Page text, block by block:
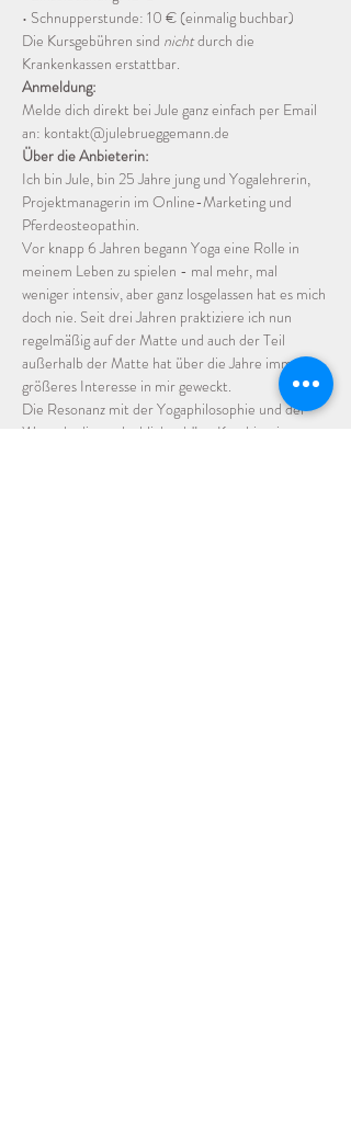
• Schnupperstunde: 10 € (einmalig buchbar)
Die Kursgebühren sind nicht durch die
Krankenkassen erstattbar.
Anmeldung:
Melde dich direkt bei Jule ganz einfach per Email
an: kontakt@julebrueggemann.de
Über die Anbieterin:
Ich bin Jule, bin 25 Jahre jung und Yogalehrerin,
Projektmanagerin im Online-Marketing und
Pferdeosteopathin.
Vor knapp 6 Jahren begann Yoga eine Rolle in
meinem Leben zu spielen - mal mehr, mal
weniger intensiv, aber ganz losgelassen hat es mich
doch nie. Seit drei Jahren praktiziere ich nun
regelmäßig auf der Matte und auch der Teil
außerhalb der Matte hat über die Jahre immer
größeres Interesse in mir geweckt.
Die Resonanz mit der Yogaphilosophie und der
Wunsch, die unglaublich schöne Kombination aus